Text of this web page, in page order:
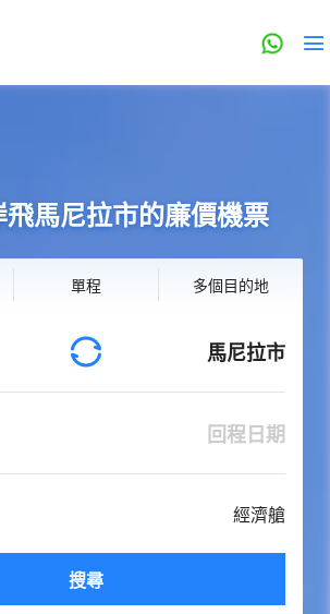
飛馬尼拉市的廉價機票
單程 多個目的地
馬尼拉市
回程日期
經濟艙
搜尋